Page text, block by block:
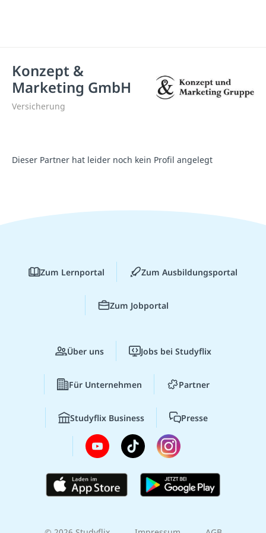
Konzept &
Marketing GmbH
Versicherung
Dieser Partner hat leider noch kein Profil angelegt
Zum Lernportal Zum Ausbildungsportal
Zum Jobportal
Über uns Jobs bei Studyflix
Für Unternehmen Partner
Studyflix Business Presse